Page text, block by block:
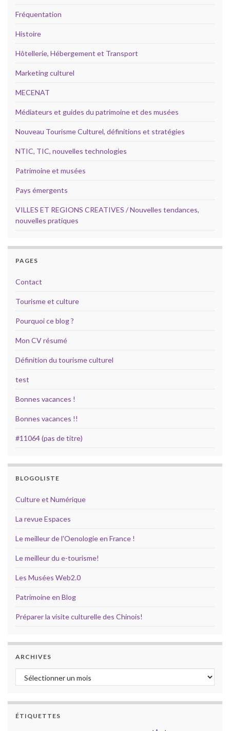
Fréquentation
Histoire
Hôtellerie, Hébergement et Transport
Marketing culturel
MECENAT
Médiateurs et guides du patrimoine et des musées
Nouveau Tourisme Culturel, définitions et stratégies
NTIC, TIC, nouvelles technologies
Patrimoine et musées
Pays émergents
VILLES ET REGIONS CREATIVES / Nouvelles tendances,
nouvelles pratiques
PAGES
Contact
Tourisme et culture
Pourquoi ce blog ?
Mon CV résumé
Définition du tourisme culturel
test
Bonnes vacances !
Bonnes vacances !!
#11064 (pas de titre)
BLOGOLISTE
Culture et Numérique
La revue Espaces
Le meilleur de l'Oenologie en France !
Le meilleur du e-tourisme!
Les Musées Web2.0
Patrimoine en Blog
Préparer la visite culturelle des Chinois!
ARCHIVES
Archives
ÉTIQUETTES